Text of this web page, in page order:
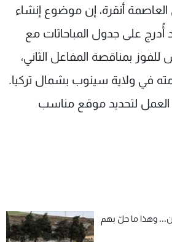
العاصمة أنقرة، إن موضوع إنشاء
أُدرج على جدول المباحاثات مع
تتنافس للفوز بمناقصة المفاعل الثاني،
في ولاية سينوب بشمال تركيا.
العمل لتحديد موقع مناسب
وهذا ما حلّ بهم